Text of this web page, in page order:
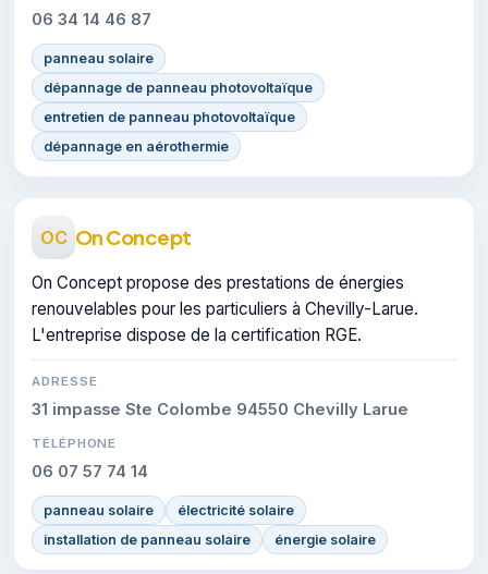
06 34 14 46 87
panneau solaire
dépannage de panneau photovoltaïque
entretien de panneau photovoltaïque
dépannage en aérothermie
OC On Concept
On Concept propose des prestations de énergies
renouvelables pour les particuliers à Chevilly-Larue.
L'entreprise dispose de la certification RGE.
ADRESSE
31 impasse Ste Colombe 94550 Chevilly Larue
TÉLÉPHONE
06 07 57 74 14
panneau solaire
électricité solaire
installation de panneau solaire
énergie solaire